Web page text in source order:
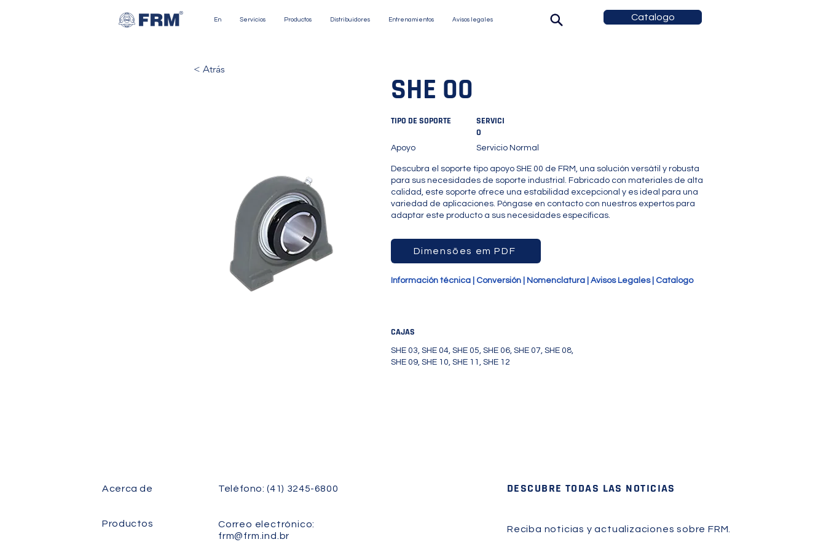
En Servicios Productos Distribuidores Entrenamientos Avisos legales Catalogo
< Atrás
SHE 00
TIPO DE SOPORTE
Apoyo
SERVICI
O
Servicio Normal
Descubra el soporte tipo apoyo SHE 00 de FRM, una solución versátil y robusta
para sus necesidades de soporte industrial. Fabricado con materiales de alta
calidad, este soporte ofrece una estabilidad excepcional y es ideal para una
variedad de aplicaciones. Póngase en contacto con nuestros expertos para
adaptar este producto a sus necesidades específicas.
Dimensões em PDF
Información técnica | Conversión | Nomenclatura | Avisos Legales | Catalogo
CAJAS
SHE 03, SHE 04, SHE 05, SHE 06, SHE 07, SHE 08,
SHE 09, SHE 10, SHE 11, SHE 12
Acerca de Teléfono: (41) 3245-6800
Productos
Correo electrónico:
frm@frm.ind.br
DESCUBRE TODAS LAS NOTICIAS
Reciba noticias y actualizaciones sobre FRM.